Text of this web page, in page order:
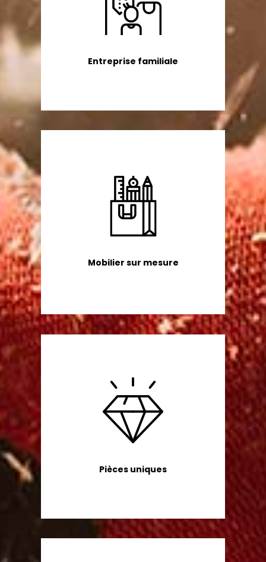
Entreprise familiale
Mobilier sur mesure
Pièces uniques